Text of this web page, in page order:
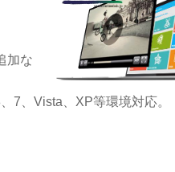
加な
7、Vista、XP等環境対応。